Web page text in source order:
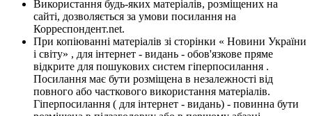
Використання будь-яких матеріалів, розміщених на
сайті, дозволяється за умови посилання на
Корреспондент.net.
При копіюванні матеріалів зі сторінки « Новини України
і світу» , для інтернет - видань - обов'язкове пряме
відкрите для пошукових систем гіперпосилання .
Посилання має бути розміщена в незалежності від
повного або часткового використання матеріалів.
Гіперпосилання ( для інтернет - видань) - повинна бути